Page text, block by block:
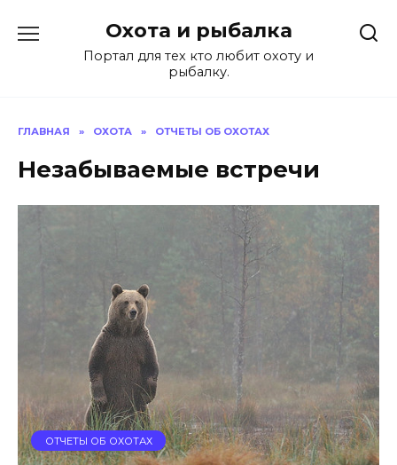
содержанию
Охота и рыбалка
Портал для тех кто любит охоту и
рыбалку.
ГЛАВНАЯ » ОХОТА » ОТЧЕТЫ ОБ ОХОТАХ
Незабываемые встречи
ОТЧЕТЫ ОБ ОХОТАХ